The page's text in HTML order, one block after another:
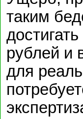
таким
рублей и
для